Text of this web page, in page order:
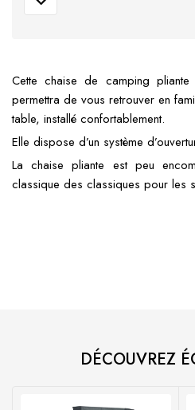
Cette chaise de camping
permettra de vous retrouver en
table, installé confortablement.
Elle dispose d’un système
La chaise pliante est peu
classique des classiques pour les
DÉCOUVREZ